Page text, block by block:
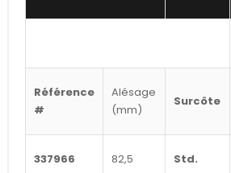
Référence
#
Alésage
(mm)
Surcôte
337966 82,5 Std.